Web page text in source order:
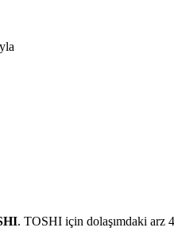
. TOSHI için dolaşımdaki arz